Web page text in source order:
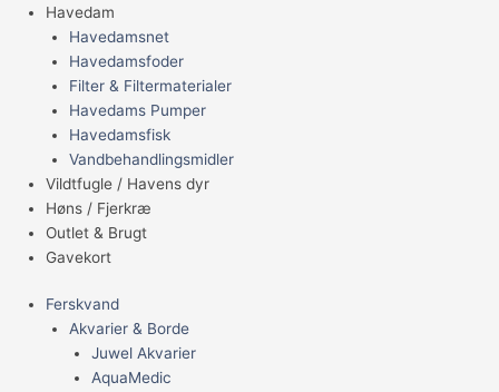
Havedam
Havedamsnet
Havedamsfoder
Filter & Filtermaterialer
Havedams Pumper
Havedamsfisk
Vandbehandlingsmidler
Vildtfugle / Havens dyr
Høns / Fjerkræ
Outlet & Brugt
Gavekort
Ferskvand
Akvarier & Borde
Juwel Akvarier
AquaMedic